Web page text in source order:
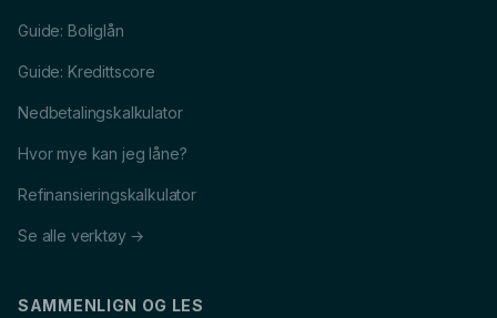
Guide: Boliglån
Guide: Kredittscore
Nedbetalingskalkulator
Hvor mye kan jeg låne?
Refinansieringskalkulator
Se alle verktøy →
SAMMENLIGN OG LES